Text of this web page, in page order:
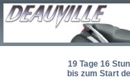
19 Tage 16
bis zum Start